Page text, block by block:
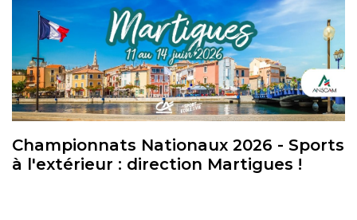
Championnats Nationaux 2026 - Sports
à l'extérieur : direction Martigues !